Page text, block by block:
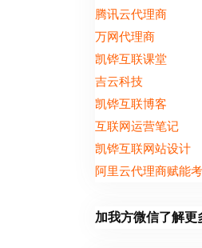
腾讯云代理商
万网代理商
凯铧互联课堂
吉云科技
凯铧互联博客
互联网运营笔记
凯铧互联网站设计
阿里云代理商赋能
加我方微信了解更